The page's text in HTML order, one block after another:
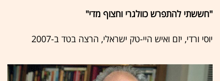
"חששתי להתפרש כוולגרי וחצוף מדי"
יוסי ורדי, יזם ואיש היי-טק ישראלי, הרצה בטד ב-2007